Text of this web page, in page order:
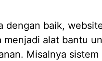
dengan baik,
menjadi alat bantu
Misalnya sistem